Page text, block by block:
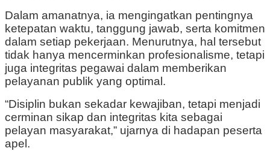
Dalam amanatnya, ia mengingatkan pentingnya
ketepatan waktu, tanggung jawab, serta komitmen
dalam setiap pekerjaan. Menurutnya, hal tersebut
tidak hanya mencerminkan profesionalisme, tetapi
juga integritas pegawai dalam memberikan
pelayanan publik yang optimal.
“Disiplin bukan sekadar kewajiban, tetapi menjadi
cerminan sikap dan integritas kita sebagai
pelayan masyarakat,” ujarnya di hadapan peserta
apel.